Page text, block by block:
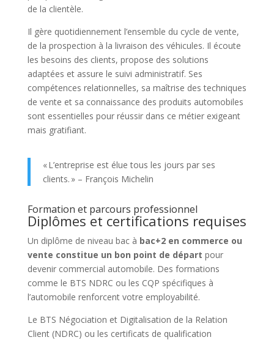
de la clientèle.
Il gère quotidiennement l’ensemble du cycle de vente,
de la prospection à la livraison des véhicules. Il écoute
les besoins des clients, propose des solutions
adaptées et assure le suivi administratif. Ses
compétences relationnelles, sa maîtrise des techniques
de vente et sa connaissance des produits automobiles
sont essentielles pour réussir dans ce métier exigeant
mais gratifiant.
« L’entreprise est élue tous les jours par ses
clients. » – François Michelin
Formation et parcours professionnel
Diplômes et certifications requises
Un diplôme de niveau bac à bac+2 en commerce ou
vente constitue un bon point de départ pour
devenir commercial automobile. Des formations
comme le BTS NDRC ou les CQP spécifiques à
l’automobile renforcent votre employabilité.
Le BTS Négociation et Digitalisation de la Relation
Client (NDRC) ou les certificats de qualification